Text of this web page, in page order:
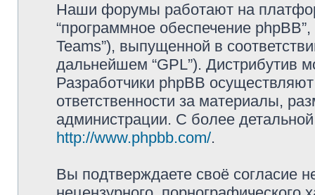
Наши форумы работают на
“программное обеспечение
Teams”), выпущенной в
дальнейшем “GPL”). Дистрибутив
Разработчики phpBB
ответственности за материалы,
администрации. С более
http://www.phpbb.com/.
Вы подтверждаете своё согласие